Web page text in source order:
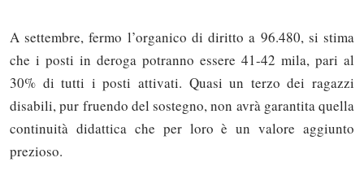
A settembre, fermo l’organico di diritto a 96.480, si stima
che i posti in deroga potranno essere 41-42 mila, pari al
30% di tutti i posti attivati. Quasi un terzo dei ragazzi
disabili, pur fruendo del sostegno, non avrà garantita quella
continuità didattica che per loro è un valore aggiunto
prezioso.